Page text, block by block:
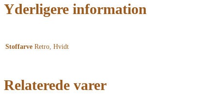
Yderligere information
Stoffarve Retro, Hvidt
Relaterede varer